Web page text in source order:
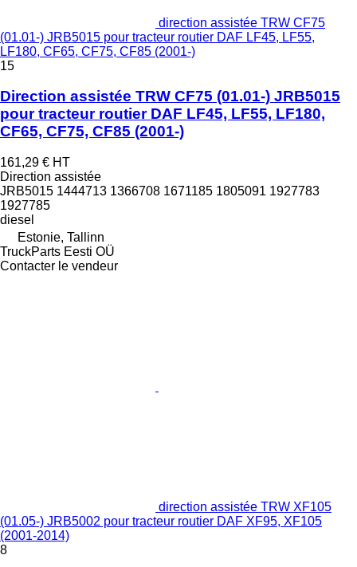
direction assistée TRW CF75
(01.01-) JRB5015 pour tracteur routier DAF LF45, LF55,
LF180, CF65, CF75, CF85 (2001-)
15
Direction assistée TRW CF75 (01.01-) JRB5015
pour tracteur routier DAF LF45, LF55, LF180,
CF65, CF75, CF85 (2001-)
161,29 € HT
Direction assistée
JRB5015 1444713 1366708 1671185 1805091 1927783
1927785
diesel
Estonie, Tallinn
TruckParts Eesti OÜ
Contacter le vendeur
direction assistée TRW XF105
(01.05-) JRB5002 pour tracteur routier DAF XF95, XF105
(2001-2014)
8